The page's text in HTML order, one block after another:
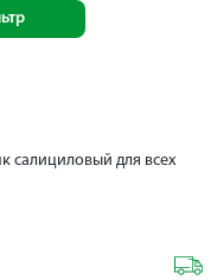
салициловый для всех